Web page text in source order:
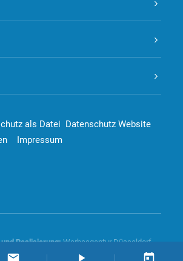
als Datei Datenschutz Website
Impressum
Realisierung: Werbeagentur Düsseldorf –